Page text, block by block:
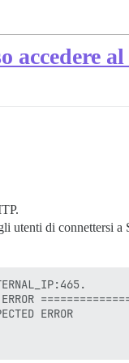
accedere
utenti di connettersi a
ERROR